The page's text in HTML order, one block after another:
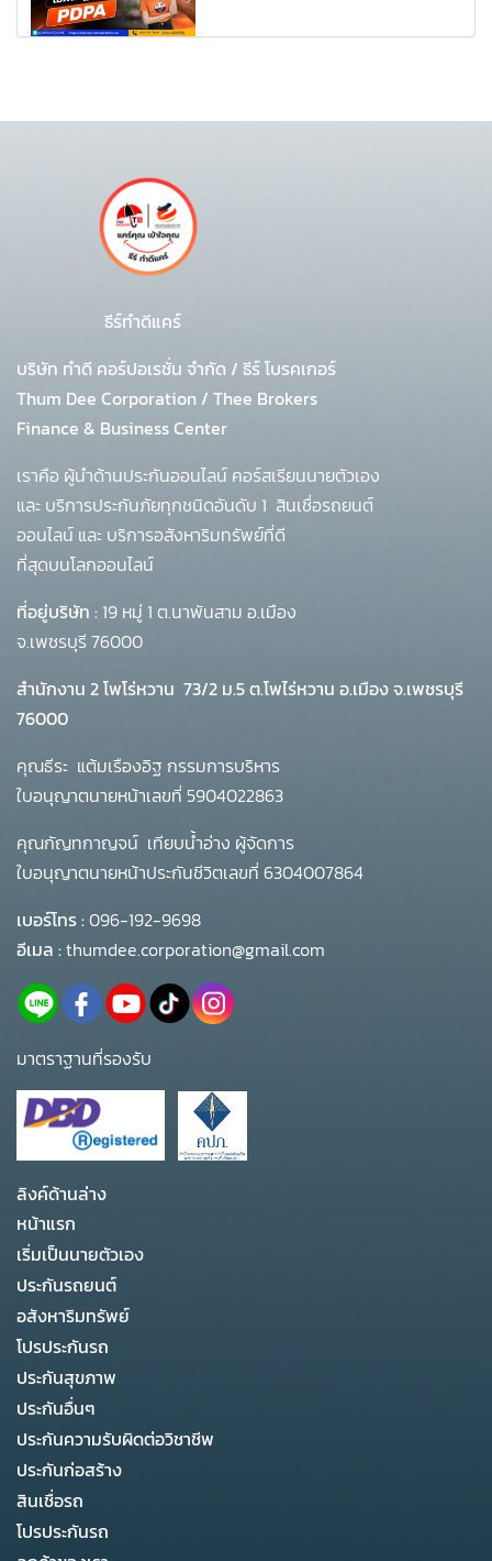
ธีร์ทำดีแคร์
บริษัท ทำดี คอร์ปอเรชั่น จำกัด / ธีร์ โบรคเกอร์
Thum Dee Corporation / Thee Brokers
Finance & Business Center
เราคือ ผู้นำด้านประกันออนไลน์ คอร์สเรียนนายตัวเอง
และ บริการประกันภัยทุกชนิดอันดับ 1 สินเชื่อรถยนต์
ออนไลน์ และ บริการอสังหาริมทรัพย์ที่ดี
ที่สุดบนโลกออนไลน์
ที่อยู่บริษัท : 19 หมู่ 1 ต.นาพันสาม อ.เมือง
จ.เพชรบุรี 76000
สำนักงาน 2 โพโร่หวาน 73/2 ม.5 ต.โพไร่หวาน อ.เมือง จ.เพชรบุรี
76000
คุณธีระ แต้มเรืองอิฐ กรรมการบริหาร
ใบอนุญาตนายหน้าเลขที่ 5904022863
คุณกัญทกาญจน์ เทียบน้ำอ่าง ผู้จัดการ
ใบอนุญาตนายหน้าประกันชีวิตเลขที่ 6304007864
เบอร์โทร :096-192-9698
อีเมล :thumdee.corporation@gmail.com
มาตราฐานที่รองรับ
ลิงค์ด้านล่าง
หน้าแรก
เริ่มเป็นนายตัวเอง
ประกันรถยนต์
อสังหาริมทรัพย์
โปรประกันรถ
ประกันสุขภาพ
ประกันอื่นๆ
ประกันความรับผิดต่อวิชาชีพ
ประกันก่อสร้าง
สินเชื่อรถ
โปรประกันรถ